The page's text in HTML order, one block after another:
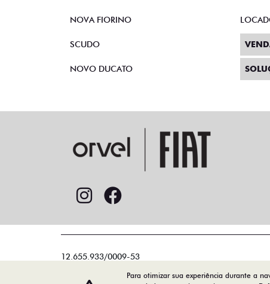
NOVA FIORINO
SCUDO
NOVO DUCATO
12.655.933/0009-53
Para otimizar sua experiência durante a